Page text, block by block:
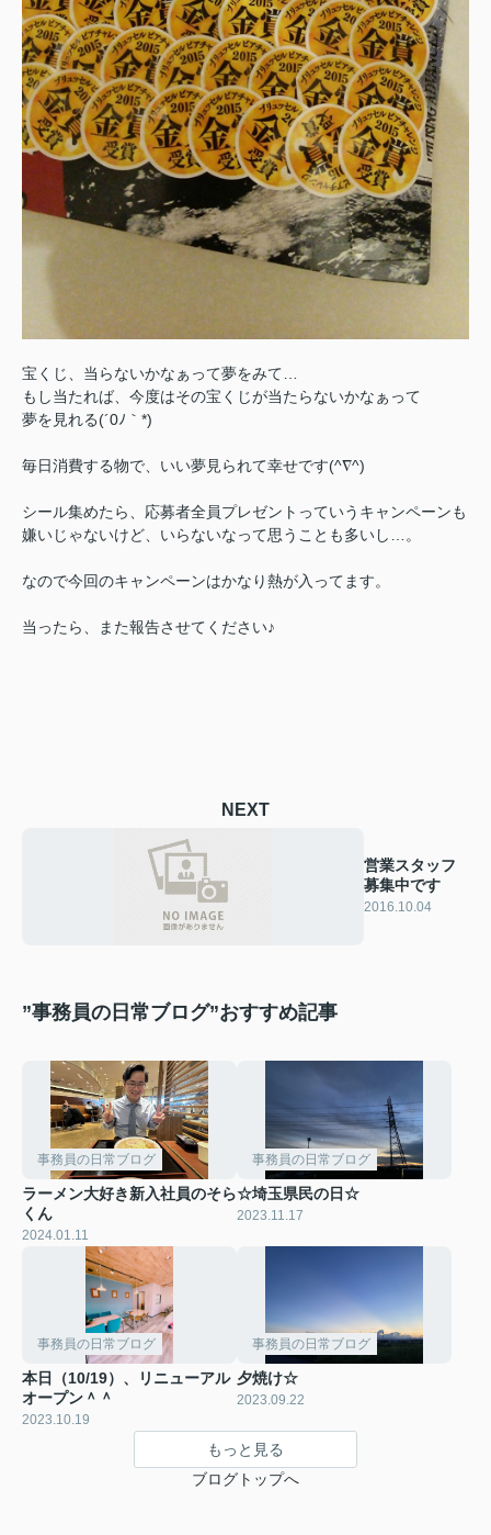
宝くじ、当らないかなぁって夢をみて…
もし当たれば、今度はその宝くじが当たらないかなぁって
夢を見れる(´0ﾉ｀*)
毎日消費する物で、いい夢見られて幸せです(^∇^)
シール集めたら、応募者全員プレゼントっていうキャンペーンも
嫌いじゃないけど、いらないなって思うことも多いし…。
なので今回のキャンペーンはかなり熱が入ってます。
当ったら、また報告させてください♪
NEXT
営業スタッフ
募集中です
2016.10.04
”事務員の日常ブログ”おすすめ記事
事務員の日常ブログ
ラーメン大好き新入社員のそら
くん
2024.01.11
事務員の日常ブログ
☆埼玉県民の日☆
2023.11.17
事務員の日常ブログ
本日（10/19）、リニューアル
オープン＾＾
2023.10.19
事務員の日常ブログ
夕焼け☆
2023.09.22
もっと見る
ブログトップへ